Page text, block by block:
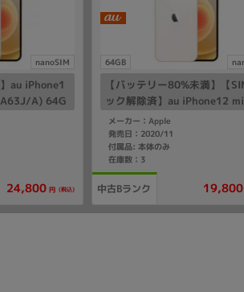
nanoSIM
au iPhone1
A) 64G
24,800 円 (税込)
64GB
【バッテリー80%未満】【
ック解除済】au iPhone12
2398 (MGA63J/A) 64GB ホ
ト
メーカー：Apple
発売日：2020/11
付属品: 本体のみ
在庫数：3
中古Bランク 19,800